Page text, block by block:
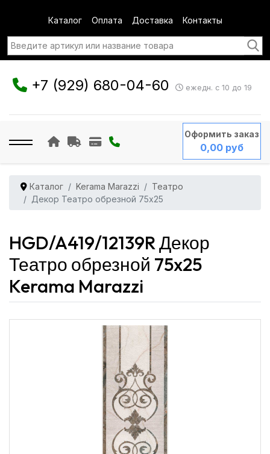
Каталог Оплата Доставка Контакты
+7 (929) 680-04-60 ежедн. с 10 до 19
Оформить заказ
0,00 руб
Каталог Kerama Marazzi
Театро
Декор Театро обрезной 75x25
HGD/A419/12139R Декор
Театро обрезной 75x25
Kerama Marazzi